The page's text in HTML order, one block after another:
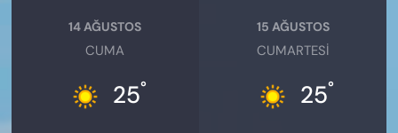
14 AĞUSTOS
CUMA
25°
15 AĞUSTOS
CUMARTESI
25°